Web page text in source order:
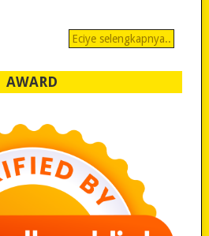
Eciye selengkapnya..
AWARD